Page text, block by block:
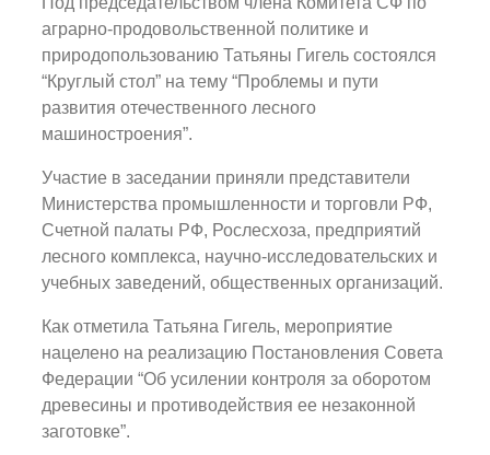
аграрно-продовольственной политике и
природопользованию Татьяны Гигель состоялся
“Круглый стол” на тему “Проблемы и пути
развития отечественного лесного
машиностроения”.
Участие в заседании приняли представители
Министерства промышленности и торговли РФ,
Счетной палаты РФ, Рослесхоза, предприятий
лесного комплекса, научно-исследовательских и
учебных заведений, общественных организаций.
Как отметила Татьяна Гигель, мероприятие
нацелено на реализацию Постановления Совета
Федерации “Об усилении контроля за оборотом
древесины и противодействия ее незаконной
заготовке”.